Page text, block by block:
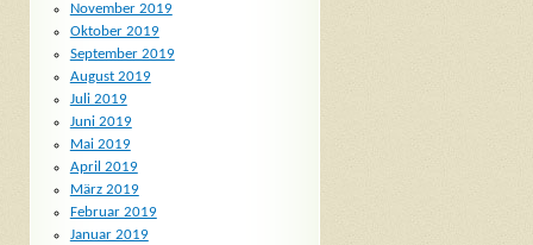
November 2019
Oktober 2019
September 2019
August 2019
Juli 2019
Juni 2019
Mai 2019
April 2019
März 2019
Februar 2019
Januar 2019